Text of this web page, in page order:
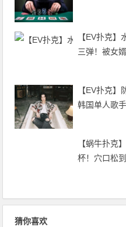
【EV扑克
三弹！被女
【EV扑克
韩国单人歌
【蜗牛扑克
杯！穴口松
猜你喜欢